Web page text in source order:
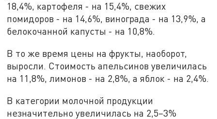
18,4%, картофеля - на 15,4%, свежих
помидоров - на 14,6%, винограда - на 13,9%, а
белокочанной капусты - на 10,8%.
В то же время цены на фрукты, наоборот,
выросли. Стоимость апельсинов увеличилась
на 11,8%, лимонов - на 2,8%, а яблок - на 2,4%.
В категории молочной продукции
незначительно увеличилась на 2,5–3%